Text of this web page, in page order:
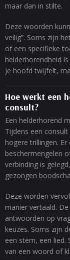
maar dan in stilte.
Deze woorden
veilig”. Soms zijn
of een specifieke
helderhorendheid
je hoofd twijfelt,
Hoe werkt een
consult?
Een helderhorend
Tijdens een
hogere trillingen.
beschermengelen
verbinding is
gezongen
Deze worden
manier vertaald.
antwoorden op
keuzes. Soms zijn
een stem, een lied.
van een woord of